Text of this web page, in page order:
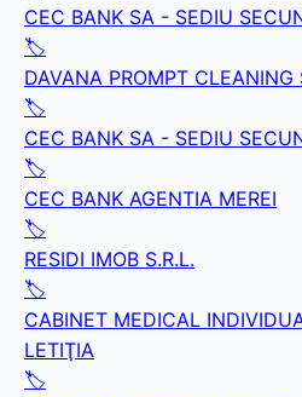
CEC BANK SA - SEDIU
🏷️
DAVANA PROMPT CLEANING
🏷️
CEC BANK SA - SEDIU
🏷️
CEC BANK AGENTIA MEREI
🏷️
RESIDI IMOB S.R.L.
🏷️
CABINET MEDICAL
LETIŢIA
🏷️